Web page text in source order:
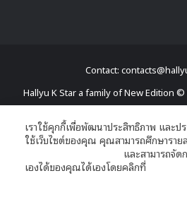
Contact:
Hallyu K Star a family of New Edition
Facebook
X
เราใช้คุกกี้เพื่อพัฒนาประสิทธิภาพ และ
ใช้เว็บไซต์ของคุณ คุณสามารถศึกษาราย
และสามารถจัด
เองได้ของคุณได้เองโดยคลิกที่